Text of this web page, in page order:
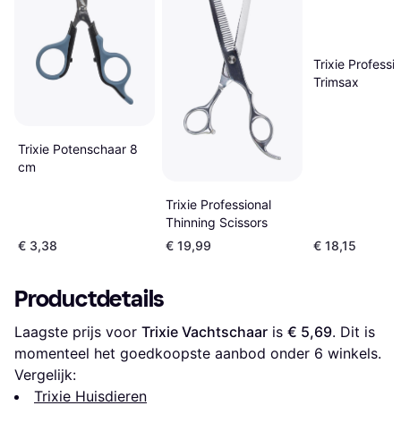
Trixie Potenschaar 8
cm
€ 3,38
Trixie Professional
Thinning Scissors
€ 19,99
Trixie
Trimsax
€ 18,15
Productdetails
Laagste prijs voor Trixie Vachtschaar is € 5,69. Dit is
momenteel het goedkoopste aanbod onder 6 winkels.
Vergelijk:
Trixie Huisdieren